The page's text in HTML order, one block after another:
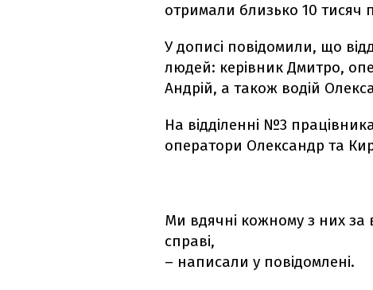
отримали близько 10 тисяч
У дописі повідомили, що
людей: керівник Дмитро,
Андрій, а також водій
На відділенні №3
оператори Олександр та
Ми вдячні кожному з них за
справі,
– написали у повідомлені.